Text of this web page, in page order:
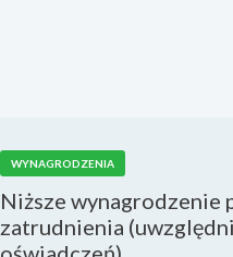
WYNAGRODZENIA
Niższe wynagrodzenie
zatrudnienia